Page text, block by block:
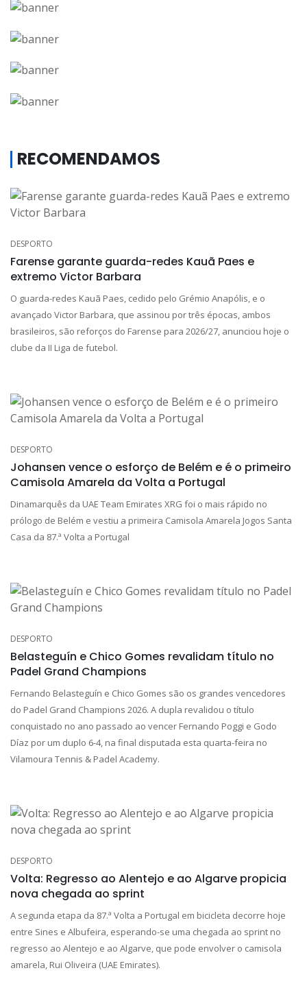
RECOMENDAMOS
DESPORTO
Farense garante guarda-redes Kauã Paes e
extremo Victor Barbara
O guarda-redes Kauã Paes, cedido pelo Grémio Anapólis, e o
avançado Victor Barbara, que assinou por três épocas, ambos
brasileiros, são reforços do Farense para 2026/27, anunciou hoje o
clube da II Liga de futebol.
DESPORTO
Johansen vence o esforço de Belém e é o primeiro
Camisola Amarela da Volta a Portugal
Dinamarquês da UAE Team Emirates XRG foi o mais rápido no
prólogo de Belém e vestiu a primeira Camisola Amarela Jogos Santa
Casa da 87.ª Volta a Portugal
DESPORTO
Belasteguín e Chico Gomes revalidam título no
Padel Grand Champions
Fernando Belasteguín e Chico Gomes são os grandes vencedores
do Padel Grand Champions 2026. A dupla revalidou o título
conquistado no ano passado ao vencer Fernando Poggi e Godo
Díaz por um duplo 6-4, na final disputada esta quarta-feira no
Vilamoura Tennis & Padel Academy.
DESPORTO
Volta: Regresso ao Alentejo e ao Algarve propicia
nova chegada ao sprint
A segunda etapa da 87.ª Volta a Portugal em bicicleta decorre hoje
entre Sines e Albufeira, esperando-se uma chegada ao sprint no
regresso ao Alentejo e ao Algarve, que pode envolver o camisola
amarela, Rui Oliveira (UAE Emirates).